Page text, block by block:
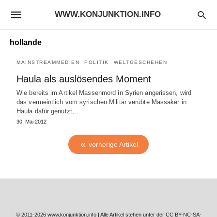
WWW.KONJUNKTION.INFO
hollande
MAINSTREAMMEDIEN POLITIK WELTGESCHEHEN
Haula als auslösendes Moment
Wie bereits im Artikel Massenmord in Syrien angerissen, wird
das vermeintlich vom syrischen Militär verübte Massaker in
Haula dafür genutzt,…
30. Mai 2012
vorherige Artikel
© 2011-2026 www.konjunktion.info | Alle Artikel stehen unter der CC BY-NC-SA-